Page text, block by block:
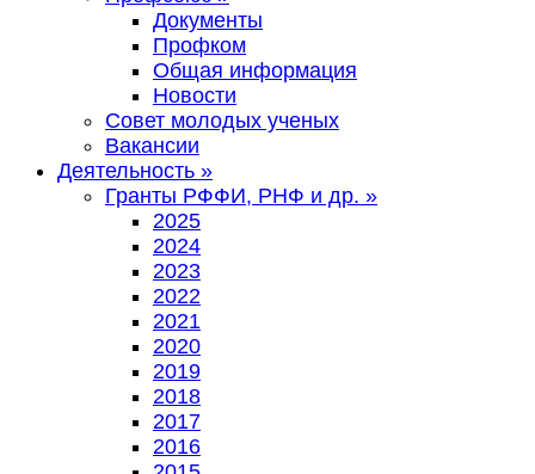
Документы
Профком
Общая информация
Новости
Совет молодых ученых
Вакансии
Деятельность »
Гранты РФФИ, РНФ и др. »
2025
2024
2023
2022
2021
2020
2019
2018
2017
2016